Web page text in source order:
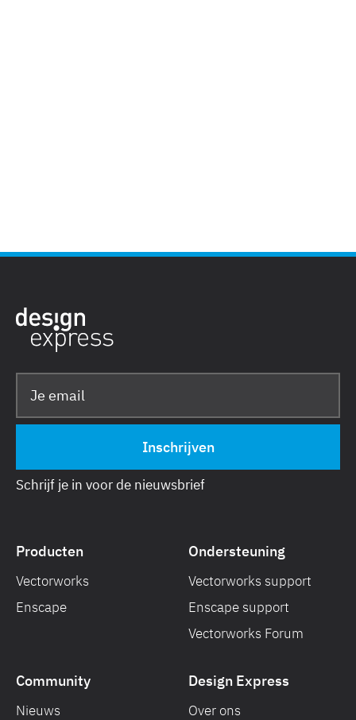
Schrijf je in voor de nieuwsbrief
Producten
Vectorworks
Enscape
Ondersteuning
Vectorworks support
Enscape support
Vectorworks Forum
Community
Nieuws
Design Express
Over ons